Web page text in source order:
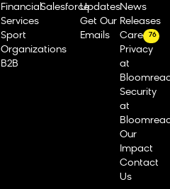
Financial
Services
Sport
Organizations
B2B
SalesforceUpdates
Get Our
Emails
News
Releases
Careers
76
Privacy
at
Security
at
Our
Impact
Contact
Us